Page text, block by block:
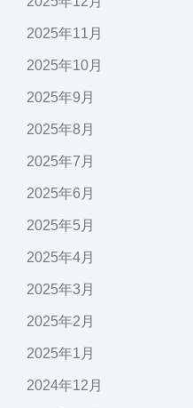
2025年11月
2025年10月
2025年9月
2025年8月
2025年7月
2025年6月
2025年5月
2025年4月
2025年3月
2025年2月
2025年1月
2024年12月